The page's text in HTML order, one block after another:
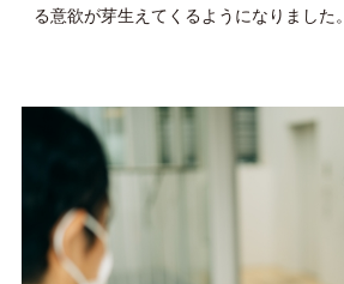
る意欲が芽生えてくるようになりました。